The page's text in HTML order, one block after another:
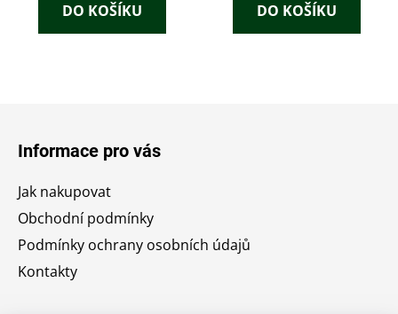
DO KOŠÍKU DO KOŠÍKU
Informace pro vás
Jak nakupovat
Obchodní podmínky
Podmínky ochrany osobních údajů
Kontakty